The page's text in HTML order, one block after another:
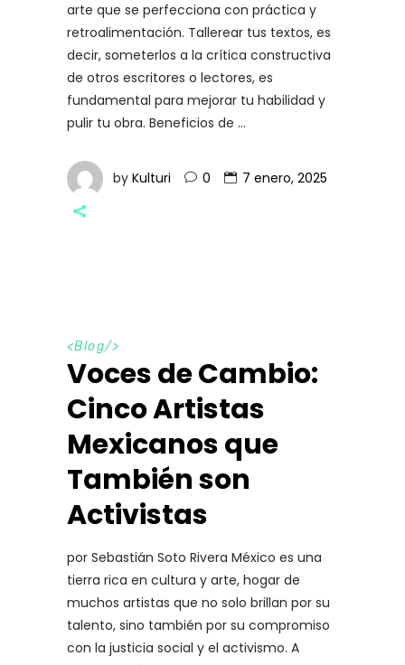
arte que se perfecciona con práctica y
retroalimentación. Tallerear tus textos, es
decir, someterlos a la crítica constructiva
de otros escritores o lectores, es
fundamental para mejorar tu habilidad y
pulir tu obra. Beneficios de
by Kulturi 0 7 enero, 2025
<Blog/>
Voces de Cambio:
Cinco Artistas
Mexicanos que
También son
Activistas
por Sebastián Soto Rivera México es una
tierra rica en cultura y arte, hogar de
muchos artistas que no solo brillan por su
talento, sino también por su compromiso
con la justicia social y el activismo. A